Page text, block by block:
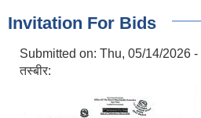
Invitation For Bids
Submitted on: Thu, 05/14/2026 -
तस्बीर: